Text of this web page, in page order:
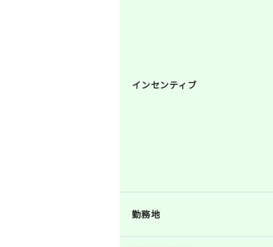
インセンティブ
勤務地